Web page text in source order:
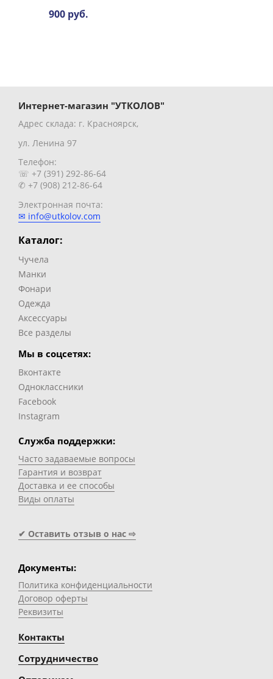
900 руб.
Интернет-магазин "УТКОЛОВ"
Адрес склада: г. Красноярск,
ул. Ленина 97
Телефон:
☏ +7 (391) 292-86-64
✆ +7 (908) 212-86-64
Электронная почта:
✉ info@utkolov.com
Каталог:
Чучела
Манки
Фонари
Одежда
Аксессуары
Все разделы
Мы в соцсетях:
Вконтакте
Одноклассники
Facebook
Instagram
Служба поддержки:
Часто задаваемые вопросы
Гарантия и возврат
Доставка и ее способы
Виды оплаты
✔ Оставить отзыв о нас ⇨
Документы:
Политика конфиденциальности
Договор оферты
Реквизиты
Контакты
Сотрудничество